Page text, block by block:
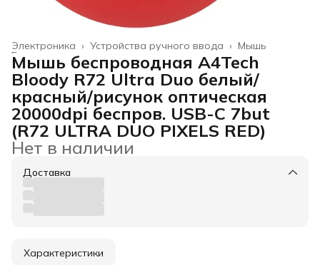
Мышь
Устройства ручного ввода ›
Электроника ›
Главная
Мышь беспроводная A4Tech
Bloody R72 Ultra Duo белый/
красный/рисунок оптическая
20000dpi беспров. USB-C 7but
(R72 ULTRA DUO PIXELS RED)
Нет в наличии
Доставка
Характеристики